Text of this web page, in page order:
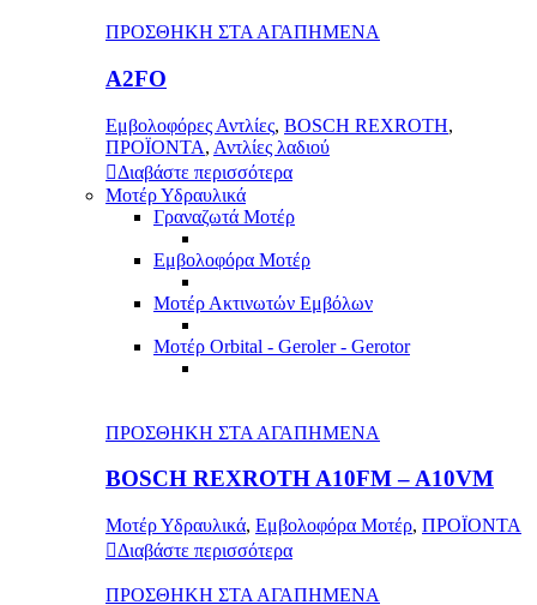
ΠΡΟΣΘΗΚΗ ΣΤΑ ΑΓΑΠΗΜΕΝΑ
A2FO
Εμβολοφόρες Αντλίες, BOSCH REXROTH,
ΠΡΟΪΟΝΤΑ, Αντλίες λαδιού
Διαβάστε περισσότερα
Μοτέρ Υδραυλικά
Γραναζωτά Μοτέρ
Εμβολοφόρα Μοτέρ
Μοτέρ Ακτινωτών Εμβόλων
Μοτέρ Orbital - Geroler - Gerotor
ΠΡΟΣΘΗΚΗ ΣΤΑ ΑΓΑΠΗΜΕΝΑ
BOSCH REXROTH A10FM – A10VM
Μοτέρ Υδραυλικά, Εμβολοφόρα Μοτέρ, ΠΡΟΪΟΝΤΑ
Διαβάστε περισσότερα
ΠΡΟΣΘΗΚΗ ΣΤΑ ΑΓΑΠΗΜΕΝΑ